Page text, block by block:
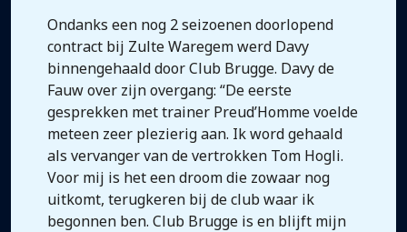
Ondanks een nog 2 seizoenen doorlopend
contract bij Zulte Waregem werd Davy
binnengehaald door Club Brugge. Davy de
Fauw over zijn overgang: “De eerste
gesprekken met trainer Preud’Homme voelde
meteen zeer plezierig aan. Ik word gehaald
als vervanger van de vertrokken Tom Hogli.
Voor mij is het een droom die zowaar nog
uitkomt, terugkeren bij de club waar ik
begonnen ben. Club Brugge is en blijft mijn